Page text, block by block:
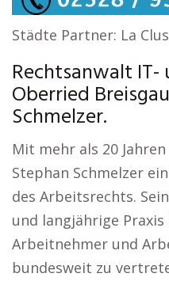
Städte Partner: La
Rechtsanwalt
Oberried
Schmelzer.
Mit mehr als 20
Stephan Schmelzer
des Arbeitsrechts.
und langjährige
Arbeitnehmer und
bundesweit zu